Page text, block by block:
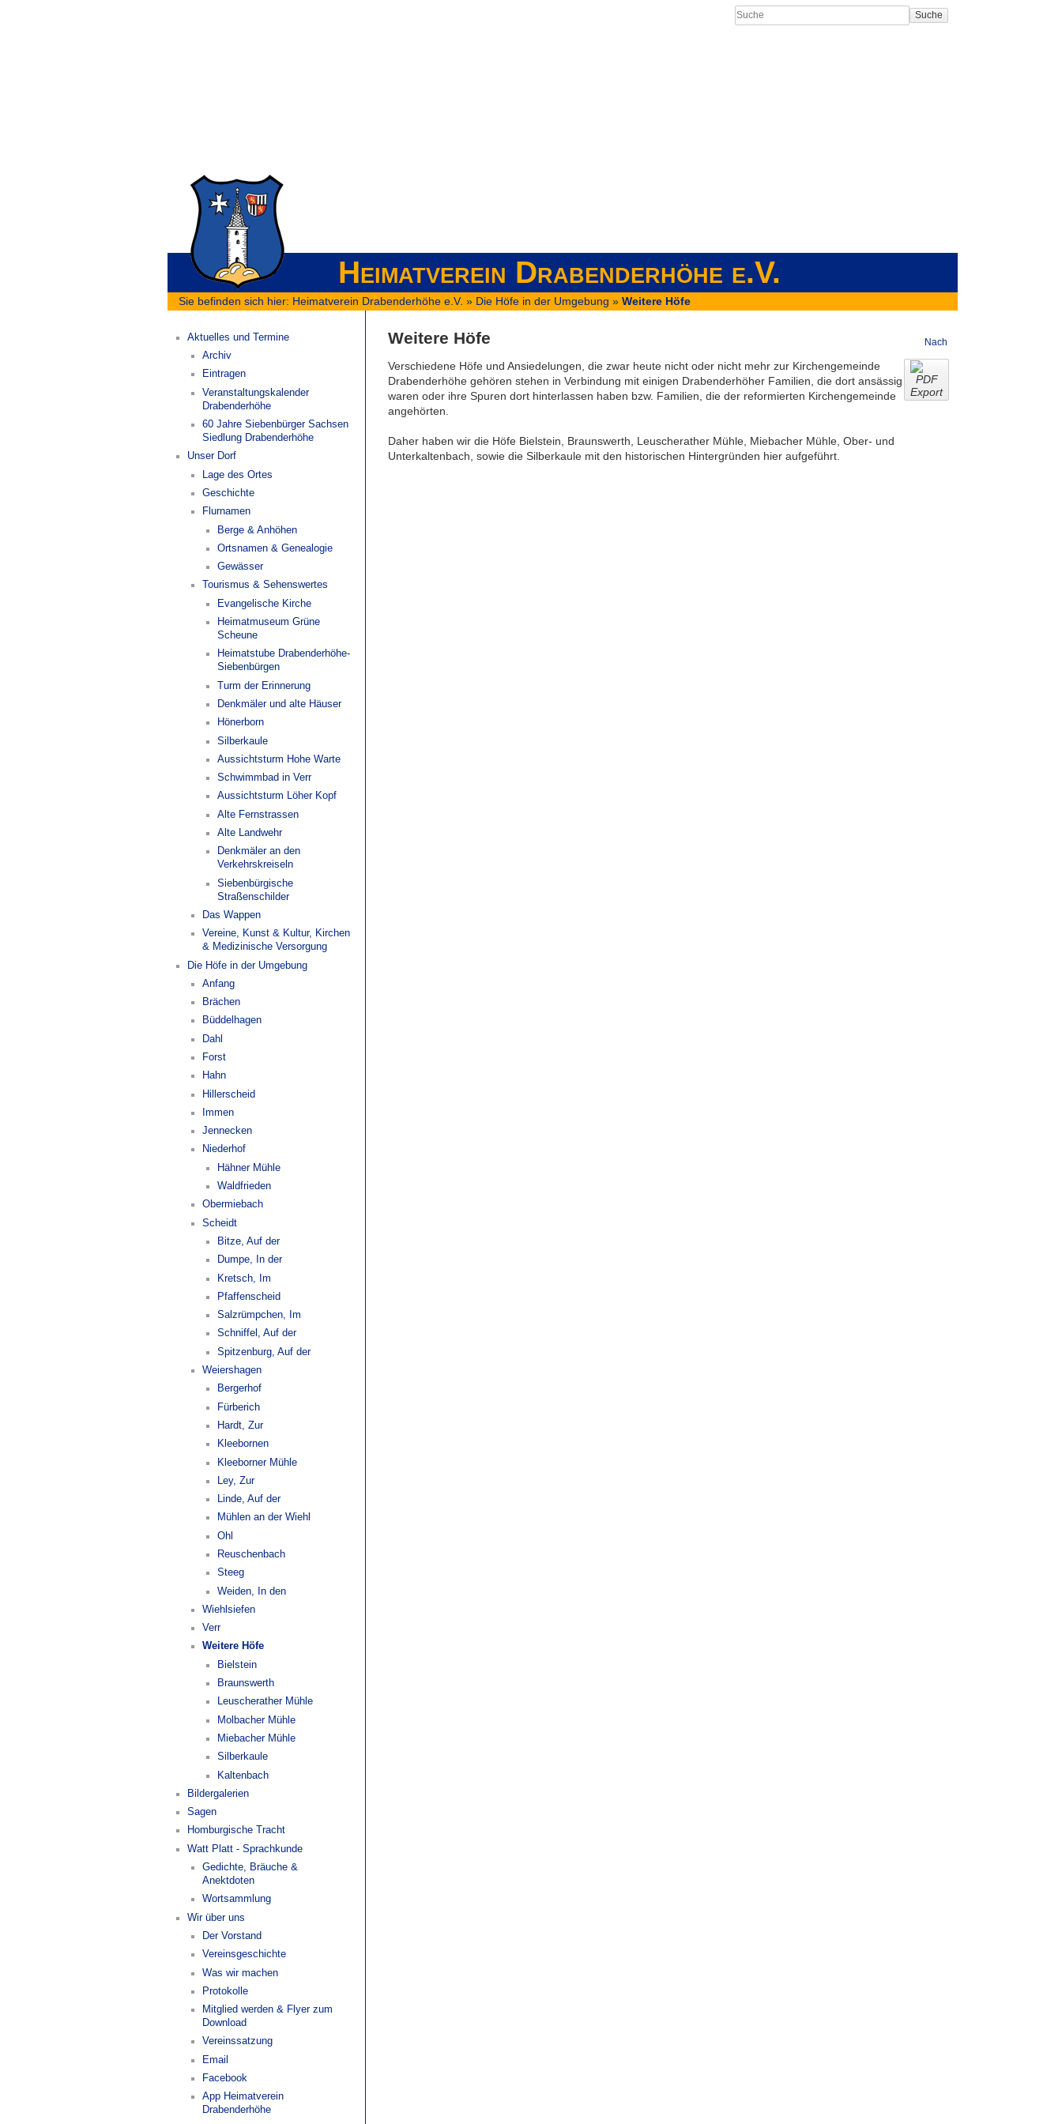
Heimatverein Drabenderhöhe e.V.
Suche
Sie befinden sich hier: Heimatverein Drabenderhöhe e.V. » Die Höfe in der Umgebung » Weitere Höfe
Aktuelles und Termine
Archiv
Eintragen
Veranstaltungskalender
Drabenderhöhe
60 Jahre Siebenbürger Sachsen
Siedlung Drabenderhöhe
Unser Dorf
Lage des Ortes
Geschichte
Flurnamen
Berge & Anhöhen
Ortsnamen & Genealogie
Gewässer
Tourismus & Sehenswertes
Evangelische Kirche
Heimatmuseum Grüne
Scheune
Heimatstube Drabenderhöhe-
Siebenbürgen
Turm der Erinnerung
Denkmäler und alte Häuser
Hönerborn
Silberkaule
Aussichtsturm Hohe Warte
Schwimmbad in Verr
Aussichtsturm Löher Kopf
Alte Fernstrassen
Alte Landwehr
Denkmäler an den
Verkehrskreiseln
Siebenbürgische
Straßenschilder
Das Wappen
Vereine, Kunst & Kultur, Kirchen
& Medizinische Versorgung
Die Höfe in der Umgebung
Anfang
Brächen
Büddelhagen
Dahl
Forst
Hahn
Hillerscheid
Immen
Jennecken
Niederhof
Hähner Mühle
Waldfrieden
Obermiebach
Scheidt
Bitze, Auf der
Dumpe, In der
Kretsch, Im
Pfaffenscheid
Salzrümpchen, Im
Schniffel, Auf der
Spitzenburg, Auf der
Weiershagen
Bergerhof
Fürberich
Hardt, Zur
Kleebornen
Kleeborner Mühle
Ley, Zur
Linde, Auf der
Mühlen an der Wiehl
Ohl
Reuschenbach
Steeg
Weiden, In den
Wiehlsiefen
Verr
Weitere Höfe
Bielstein
Braunswerth
Leuscherather Mühle
Molbacher Mühle
Miebacher Mühle
Silberkaule
Kaltenbach
Bildergalerien
Sagen
Homburgische Tracht
Watt Platt - Sprachkunde
Gedichte, Bräuche &
Anektdoten
Wortsammlung
Wir über uns
Der Vorstand
Vereinsgeschichte
Was wir machen
Protokolle
Mitglied werden & Flyer zum
Download
Vereinssatzung
Email
Facebook
App Heimatverein
Drabenderhöhe
Weitere Höfe
Verschiedene Höfe und Ansiedelungen, die zwar heute nicht oder nicht mehr zur Kirchengemeinde
Drabenderhöhe gehören stehen in Verbindung mit einigen Drabenderhöher Familien, die dort ansässig
waren oder ihre Spuren dort hinterlassen haben bzw. Familien, die der reformierten Kirchengemeinde
angehörten.
Daher haben wir die Höfe Bielstein, Braunswerth, Leuscherather Mühle, Miebacher Mühle, Ober- und
Unterkaltenbach, sowie die Silberkaule mit den historischen Hintergründen hier aufgeführt.
Nach oben